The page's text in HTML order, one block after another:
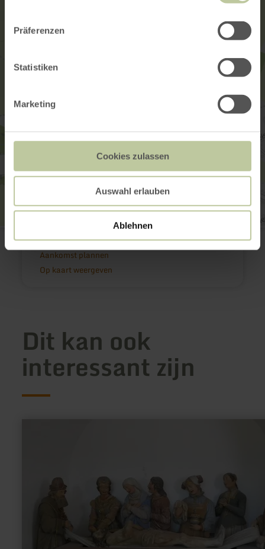
Präferenzen
Statistiken
Marketing
Cookies zulassen
Auswahl erlauben
Ablehnen
54668 Ferschweiler
Aankomst plannen
Op kaart weergeven
Dit kan ook
interessant zijn